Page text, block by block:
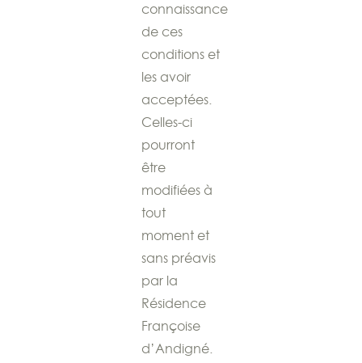
connaissance
de ces
conditions et
les avoir
acceptées.
Celles-ci
pourront
être
modifiées à
tout
moment et
sans préavis
par la
Résidence
Françoise
d’Andigné.